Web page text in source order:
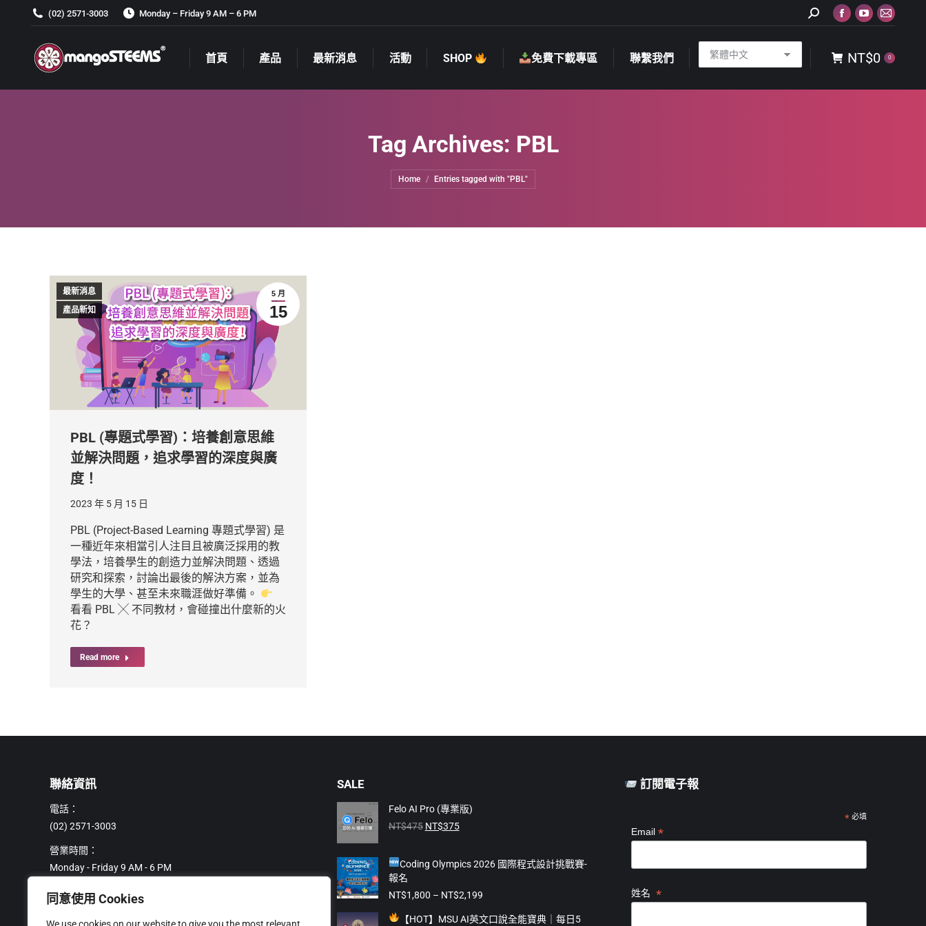
同意使用 Cookies
(02) 2571-3003 Monday – Friday 9 AM – 6 PM Search:
Facebook
opens
new
YouTube
opens
new
Mail
opens
new
首頁 產品 最新消息 活動 SHOP 免費下載專區 聯繫我們 NT$0 0
Tag Archives: PBL
You are here:
Home Entries tagged with "PBL"
5 月
15
最新消息
產品新知
PBL (專題式學習)：培養創意思維
並解決問題，追求學習的深度與廣
度！
2023 年 5 月 15 日
PBL (Project-Based Learning 專題式學習) 是
一種近年來相當引人注目且被廣泛採用的教
學法，培養學生的創造力並解決問題、透過
研究和探索，討論出最後的解決方案，並為
學生的大學、甚至未來職涯做好準備。
看看 PBL ╳ 不同教材，會碰撞出什麼新的火
花？
Read more
聯絡資訊
電話：
(02) 2571-3003
營業時間：
Monday - Friday 9 AM - 6 PM
地址：
SALE
Felo AI Pro (專業版)
NT$475 原
格：
NT$375目
格：
Coding Olympics 2026 國際程式設計挑戰賽-
報名
NT$1,800 – NT$2,199價
範
【HOT】MSU AI英文口說全能寶典｜每日5
訂閱電子報
*必填
Email*
姓名*
NT$0